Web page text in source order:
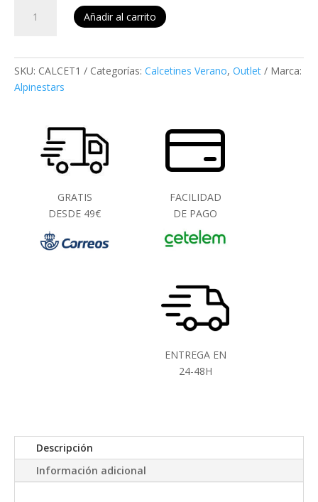
Alpinestars
cantidad
Añadir al carrito
SKU: CALCET1 Categorías: Calcetines Verano, Outlet
Marca:
Alpinestars
GRATIS
DESDE 49€
FACILIDAD
DE PAGO
ENTREGA EN
24-48H
Descripción
Información adicional